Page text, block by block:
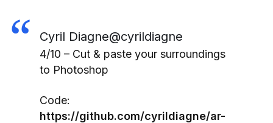
Cyril Diagne@cyrildiagne
4/10 – Cut & paste your surroundings
to Photoshop
Code:
https://github.com/cyrildiagne/ar-